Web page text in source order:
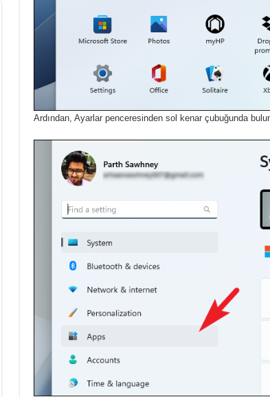
Ardından, Ayarlar penceresinden sol kenar çubuğunda